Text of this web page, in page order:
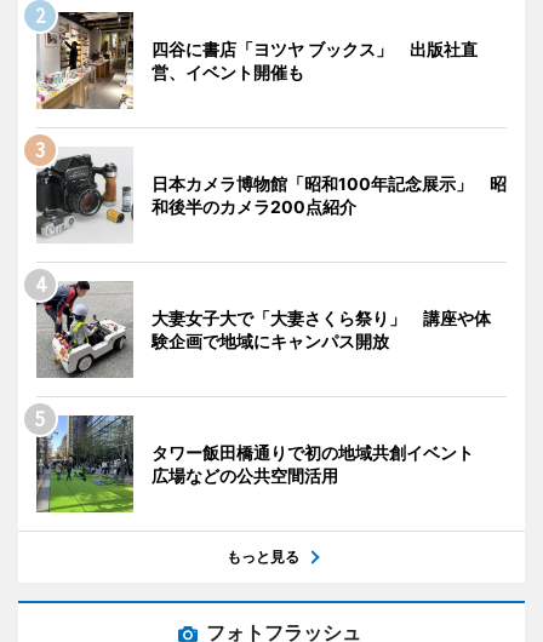
四谷に書店「ヨツヤ ブックス」 出版社直
営、イベント開催も
日本カメラ博物館「昭和100年記念展示」 昭
和後半のカメラ200点紹介
大妻女子大で「大妻さくら祭り」 講座や体
験企画で地域にキャンパス開放
タワー飯田橋通りで初の地域共創イベント
広場などの公共空間活用
もっと見る
フォトフラッシュ